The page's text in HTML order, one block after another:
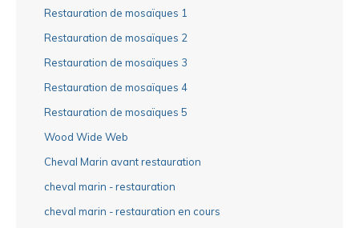
Restauration de mosaïques 1
Restauration de mosaïques 2
Restauration de mosaïques 3
Restauration de mosaïques 4
Restauration de mosaïques 5
Wood Wide Web
Cheval Marin avant restauration
cheval marin - restauration
cheval marin - restauration en cours